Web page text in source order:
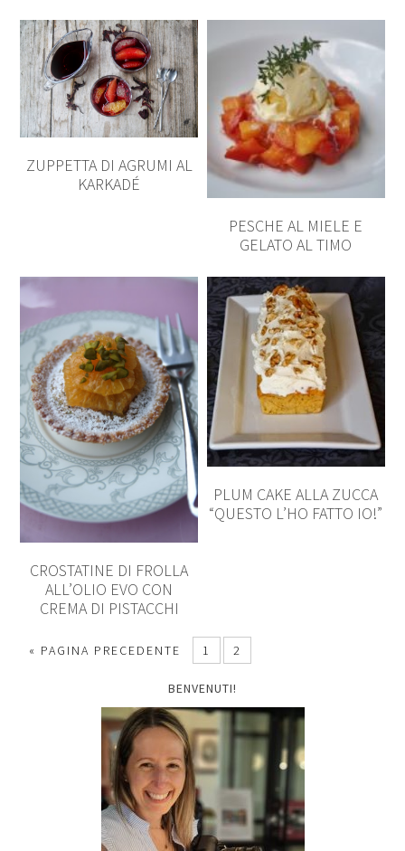
ZUPPETTA DI AGRUMI AL
KARKADÉ
PESCHE AL MIELE E
GELATO AL TIMO
CROSTATINE DI FROLLA
ALL’OLIO EVO CON
CREMA DI PISTACCHI
PLUM CAKE ALLA ZUCCA
“QUESTO L’HO FATTO IO!”
« PAGINA PRECEDENTE 1 2
BENVENUTI!